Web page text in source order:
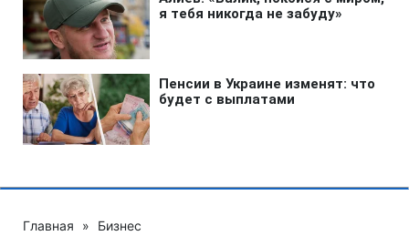
Главная » Бизнес